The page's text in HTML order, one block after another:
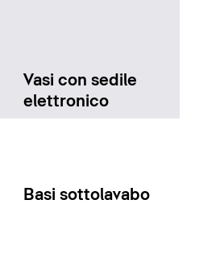
Vasi con sedile
elettronico
Basi sottolavabo